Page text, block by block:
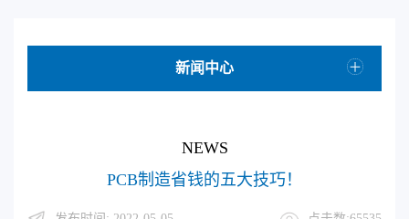
新闻中心
NEWS
PCB制造省钱的五大技巧！